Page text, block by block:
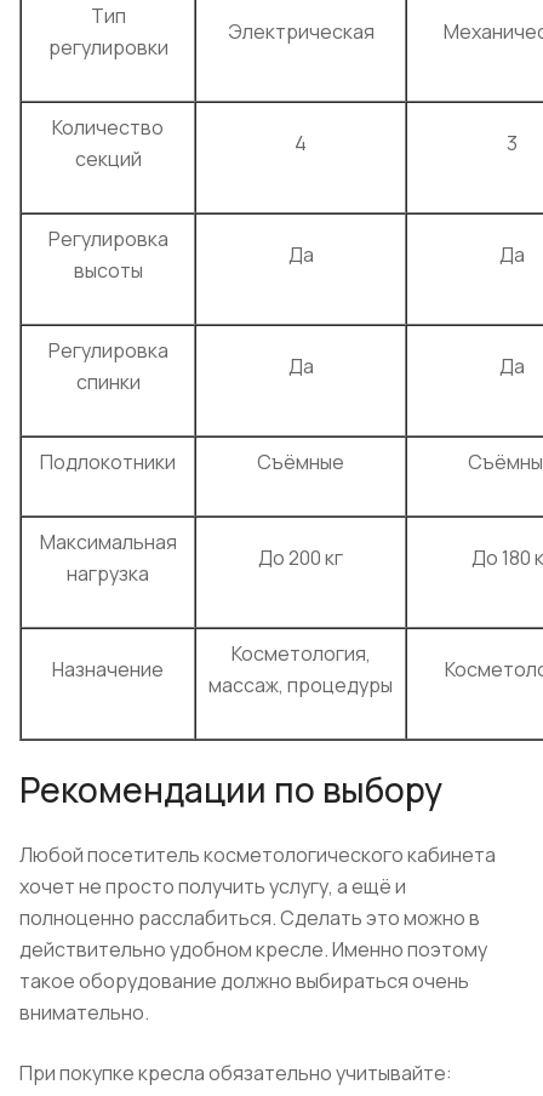
Тип
регулировки
Электрическая
Количество
секций
4 3
Регулировка
высоты
Да Да
Регулировка
спинки
Да Да
Подлокотники Съёмные
Максимальная
нагрузка
До 200 кг До 180
Назначение
Косметология,
массаж, процедуры
Рекомендации по выбору
Любой посетитель косметологического кабинета
хочет не просто получить услугу, а ещё и
полноценно расслабиться. Сделать это можно в
действительно удобном кресле. Именно поэтому
такое оборудование должно выбираться очень
внимательно.
При покупке кресла обязательно учитывайте: